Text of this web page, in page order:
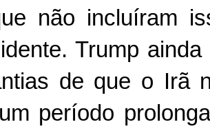
não incluíram
Trump
de que o Irã
período